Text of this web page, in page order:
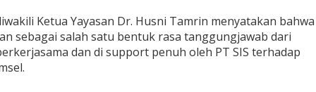
Ketua Yayasan Dr. Husni Tamrin menyatakan bahwa
sebagai salah satu bentuk rasa tanggungjawab dari
dan di support penuh oleh PT SIS terhadap